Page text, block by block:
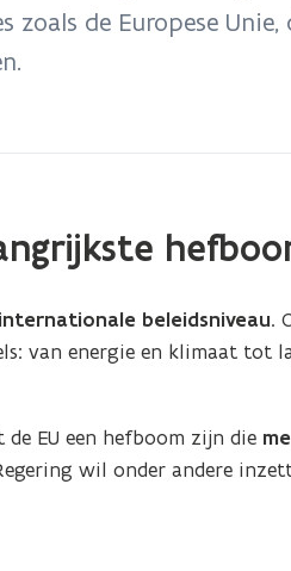
de Europese Unie,
beleidsniveau.
van energie en klimaat tot
de EU een hefboom zijn die
wil onder andere